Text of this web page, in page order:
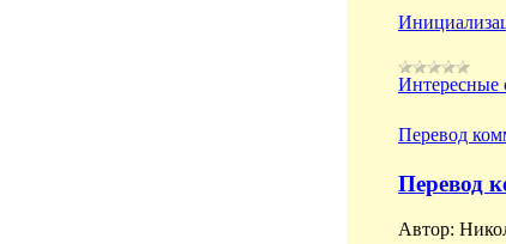
Интересные
Перевод
Перевод
Автор: